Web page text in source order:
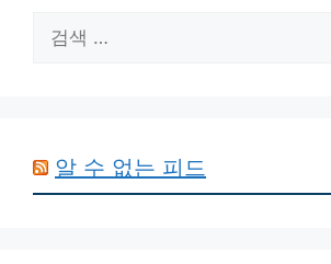
색:
알 수 없는 피드